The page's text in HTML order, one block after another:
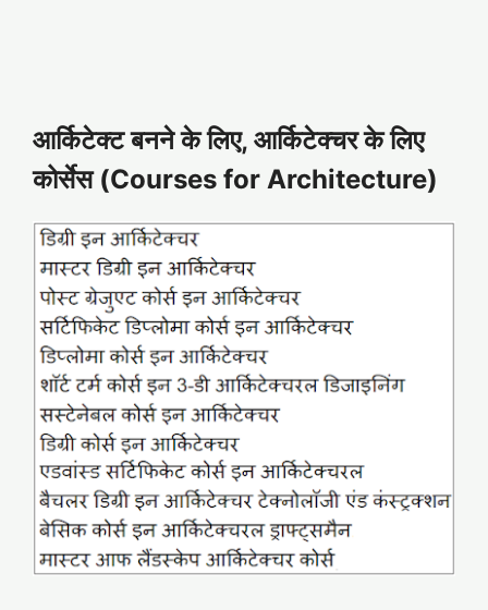
आर्किटेक्ट बनने के लिए, आर्किटेक्चर के लिए
कोर्सेस (Courses for Architecture)